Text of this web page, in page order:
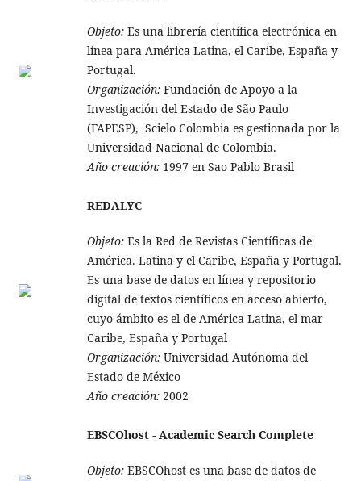
Objeto:Es una librería científica electrónica en
línea para América Latina, el Caribe, España y
Portugal.
Organización:Fundación de Apoyo a la
Investigación del Estado de São Paulo
(FAPESP), Scielo Colombia es gestionada por la
Universidad Nacional de Colombia.
Año creación:1997 en Sao Pablo Brasil
REDALYC
Objeto:Es la Red de Revistas Científicas de
América. Latina y el Caribe, España y Portugal.
Es una base de datos en línea y repositorio
digital de textos científicos en acceso abierto,
cuyo ámbito es el de América Latina, el mar
Caribe, España y Portugal
Organización:Universidad Autónoma del
Estado de México
Año creación:2002
EBSCOhost - Academic Search Complete
Objeto: EBSCOhost es una base de datos de